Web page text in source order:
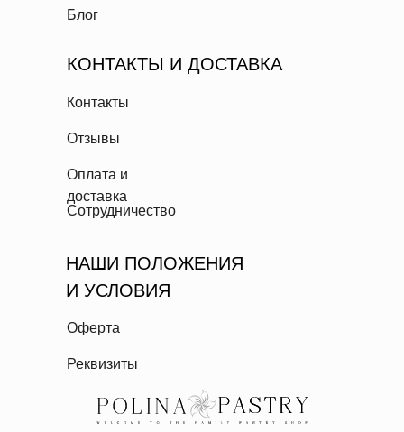
КОНТАКТЫ И ДОСТАВКА
Блог
Контакты
Отзывы
Оплата и
доставка
Сотрудничество
НАШИ ПОЛОЖЕНИЯ
И УСЛОВИЯ
Оферта
Реквизиты